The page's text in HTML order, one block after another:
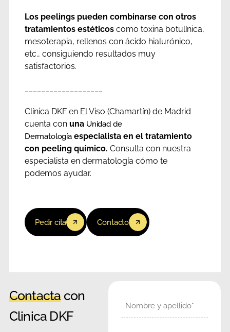
Los peelings pueden combinarse con otros
tratamientos estéticoscomo toxina botulínica,
mesoterapia, rellenos con ácido hialurónico,
etc., consiguiendo resultados muy
satisfactorios.
Clínica DKF en El Viso (Chamartín) de Madrid
cuenta conuna Unidad de
Dermatología especialista en el tratamiento
con peeling químico. Consulta con nuestra
especialista en dermatología cómo te
podemos ayudar.
Pedir cita Contacto
Contacta con
Clinica DKF